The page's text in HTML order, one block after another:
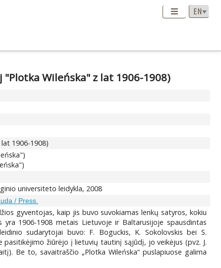
Wileńska" z lat 1906-1908)
1906-1908)
universiteto leidykla, 2008
/ Press.
gyventojas, kaip jis buvo suvokiamas lenkų satyros, kokiu
1906-1908 metais Lietuvoje ir Baltarusijoje spausdintas
sudarytojai buvo: F. Boguckis, K. Sokolovskis bei S.
žiūrėjo į lietuvių tautinį sąjūdį, jo veikėjus (pvz. J.
Be to, savaitraščio „Plotka Wileńska“ puslapiuose galima